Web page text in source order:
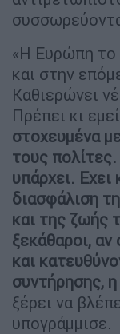
«Η Ευρώπη το
και στην
Καθιερώνει
Πρέπει κι
στοχευμένα
τους
υπάρχει.
διασφάλιση
και της ζωής
ξεκάθαροι, αν
και
συντήρησης,
ξέρει να
υπογράμμισε.